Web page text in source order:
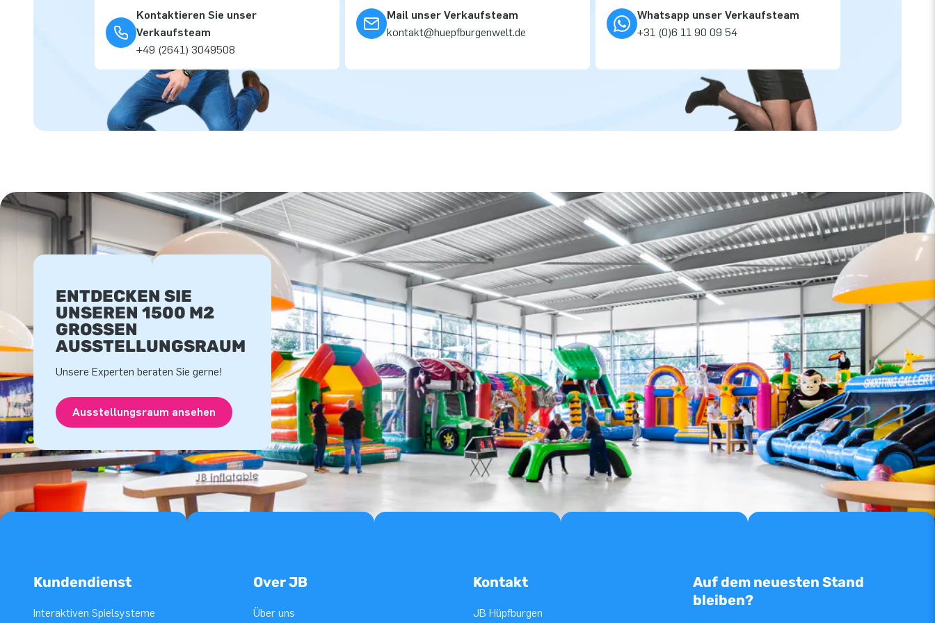
Kontaktieren Sie unser
Verkaufsteam
+49 (2641) 3049508
Mail unser Verkaufsteam
kontakt@huepfburgenwelt.de
Whatsapp unser Verkaufsteam
+31 (0)6 11 90 09 54
ENTDECKEN SIE
UNSEREN 1500 M2
GROSSEN A
USSTELLUNGSRAUM
Unsere Experten beraten Sie gerne!
Ausstellungsraum ansehen
Kundendienst
Interaktiven Spielsysteme
Over JB
Über uns
Kontakt
JB Hüpfburgen
Auf dem neuesten Stand
bleiben?